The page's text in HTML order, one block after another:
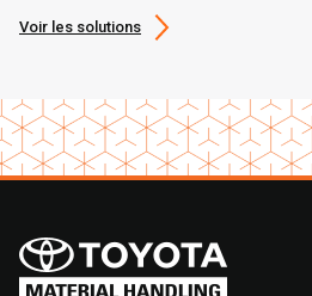
Voir les solutions